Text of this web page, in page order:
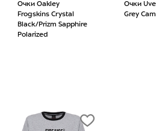
Очки Oakley
Frogskins Crystal
Black/Prizm Sapphire
Polarized
Очки
Grey